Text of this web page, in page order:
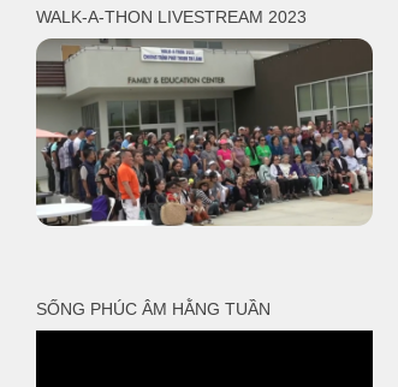
WALK-A-THON LIVESTREAM 2023
SỐNG PHÚC ÂM HẰNG TUẦN